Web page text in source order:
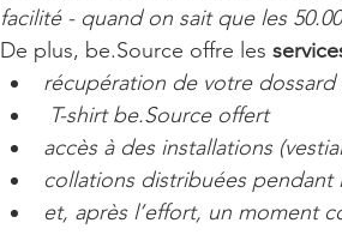
facilité - quand on sait que les
De plus, be.Source offre les
récupération de votre
T-shirt be.Source offert
accès à des installations
collations distribuées pendant
et, après l’effort, un moment